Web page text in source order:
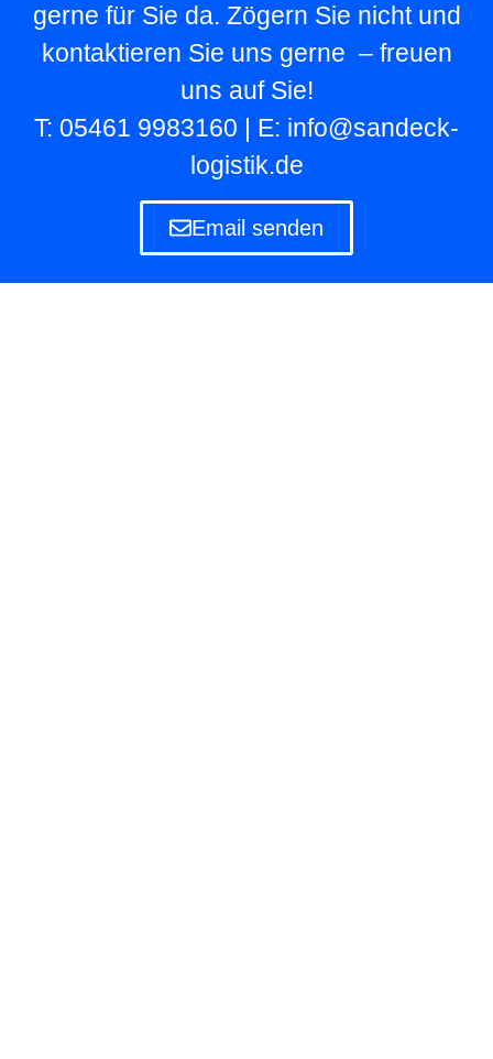
gerne für Sie da. Zögern Sie nicht und
kontaktieren Sie uns gerne – freuen
uns auf Sie!
T: 05461 9983160 | E: info@sandeck-
logistik.de
Email senden